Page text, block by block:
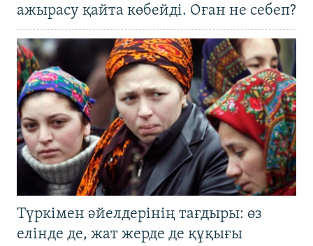
ажырасу қайта көбейді. Оған не себеп?
Түркімен әйелдерінің тағдыры: өз
елінде де, жат жерде де құқығы